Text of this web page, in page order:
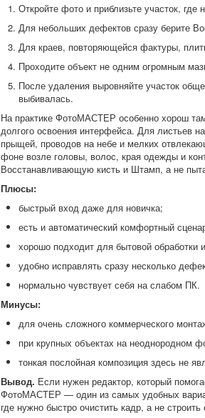
Откройте фото и приблизьте участок,
Для небольших дефектов сразу берите
Для краев, повторяющейся фактуры,
Проходите объект не одним огромным
После удаления выровняйте участок
выбивалась.
На практике ФотоМАСТЕР особенно хорош
долгого освоения интерфейса. Для листьев
прыщей, проводов на небе и мелких
фоне возле головы, волос, края одежды и
Восстанавливающую кисть и Штамп, а не
Плюсы:
быстрый вход даже для новичка;
есть и автоматический комфортный
хорошо подходит для бытовой обработки
удобно исправлять сразу несколько
нормально чувствует себя на слабом ПК.
Минусы:
для очень сложного коммерческого
при крупных объектах на неоднородном
тонкая послойная композиция здесь не
Вывод. Если нужен редактор, который
ФотоМАСТЕР — один из самых удобных
где нужно быстро очистить кадр, а не